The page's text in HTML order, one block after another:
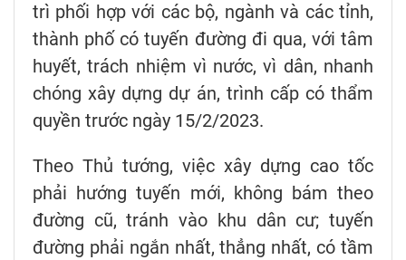
trì phối hợp với các bộ, ngành và các tỉnh,
thành phố có tuyến đường đi qua, với tâm
huyết, trách nhiệm vì nước, vì dân, nhanh
chóng xây dựng dự án, trình cấp có thẩm
quyền trước ngày 15/2/2023.
Theo Thủ tướng, việc xây dựng cao tốc
phải hướng tuyến mới, không bám theo
đường cũ, tránh vào khu dân cư; tuyến
đường phải ngắn nhất, thẳng nhất, có tầm